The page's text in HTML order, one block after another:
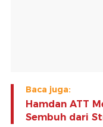
Baca juga:
Hamdan ATT
Sembuh dari